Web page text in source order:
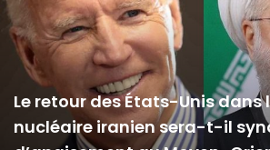
Le retour des États-Unis dans
nucléaire iranien sera-t-il